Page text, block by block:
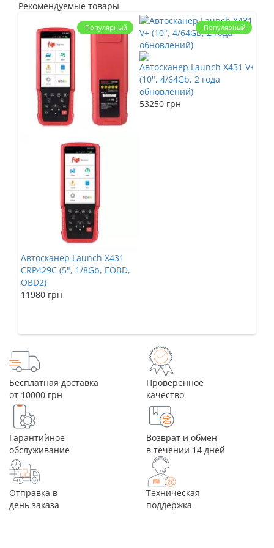
Рекомендуемые товары
Популярный
Автосканер Launch X431
CRP429C (5", 1/8Gb, EOBD,
OBD2)
11980 грн
Популярный
Автосканер Launch X4З1 V+
(10", 4/64Gb, 2 года
обновлений)
53250 грн
Бесплатная доставка
от 10000 грн
Проверенное
качество
Гарантийное
обслуживание
Возврат и обмен
в течении 14 дней
Отправка в
день заказа
Техническая
поддержка